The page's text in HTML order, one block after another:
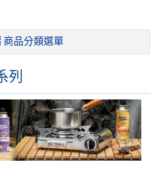
商品分類選單
列